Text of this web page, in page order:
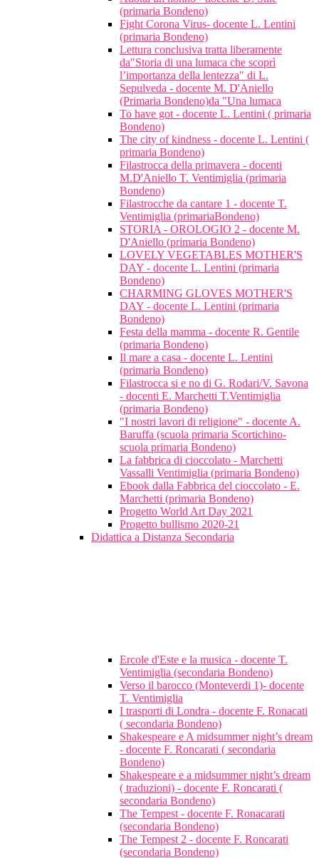
(primaria Bondeno)
Fight Corona Virus- docente L. Lentini
(primaria Bondeno)
Lettura conclusiva tratta liberamente
da"Storia di una lumaca che scoprì
l’importanza della lentezza" di L.
Sepulveda - docente M. D'Aniello
(Primaria Bondeno)da "Una lumaca
To have got - docente L. Lentini ( primaria
Bondeno)
The city of kindness - docente L. Lentini (
primaria Bondeno)
Filastrocca della primavera - docenti
M.D'Aniello T. Ventimiglia (primaria
Bondeno)
Filastrocche da cantare 1 - docente T.
Ventimiglia (primariaBondeno)
STORIA - OROLOGIO 2 - docente M.
D'Aniello (primaria Bondeno)
LOVELY VEGETABLES MOTHER'S
DAY - docente L. Lentini (primaria
Bondeno)
CHARMING GLOVES MOTHER'S
DAY - docente L. Lentini (primaria
Bondeno)
Festa della mamma - docente R. Gentile
(primaria Bondeno)
Il mare a casa - docente L. Lentini
(primaria Bondeno)
Filastrocca si e no di G. Rodari/V. Savona
- docenti E. Marchetti T.Ventimiglia
(primaria Bondeno)
"I nostri lavori di religione" - docente A.
Baruffa (scuola primaria Scortichino-
scuola primaria Bondeno)
La fabbrica di cioccolato - Marchetti
Vassalli Ventimiglia (primaria Bondeno)
Ebook dalla Fabbrica del cioccolato - E.
Marchetti (primaria Bondeno)
Progetto World Art Day 2021
Progetto bullismo 2020-21
Didattica a Distanza Secondaria
Ercole d'Este e la musica - docente T.
Ventimiglia (secondaria Bondeno)
Verso il barocco (Monteverdi 1)- docente
T. Ventimiglia
I trasporti di Londra - docente F. Ronacati
( secondaria Bondeno)
Shakespeare e A midsummer night’s dream
- docente F. Roncarati ( secondaria
Bondeno)
Shakespeare e a midsummer night’s dream
( traduzioni) - docente F. Roncarati (
secondaria Bondeno)
The Tempest - docente F. Ronacarati
(secondaria Bondeno)
The Tempest 2 - docente F. Roncarati
(secondaria Bondeno)